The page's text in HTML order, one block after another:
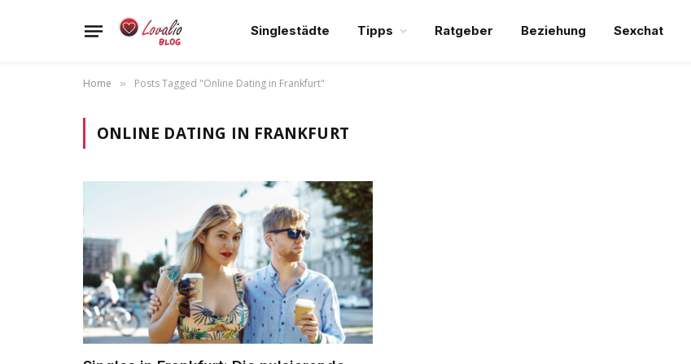
Singlestädte Tipps Ratgeber Beziehung Sexchat
Home » Posts Tagged "Online Dating in Frankfurt"
ONLINE DATING IN FRANKFURT